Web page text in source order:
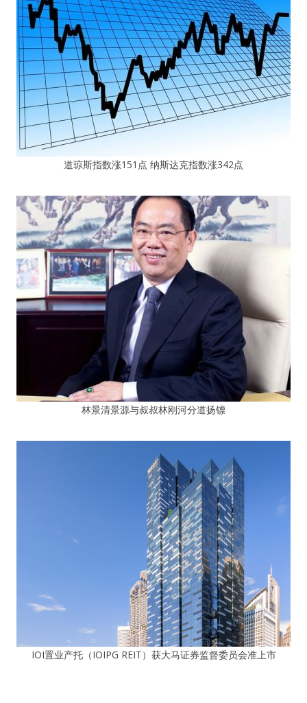
道琼斯指数涨151点 纳斯达克指数涨342点
林景清景源与叔叔林刚河分道扬镖
IOI置业产托（IOIPG REIT）获大马证券监督委员会准上市